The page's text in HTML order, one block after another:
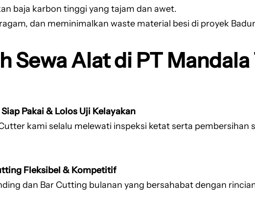
baja karbon tinggi yang tajam dan awet.
dan meminimalkan waste material besi di proyek
Sewa Alat di PT
Pakai & Lolos Uji Kelayakan
kami selalu melewati inspeksi ketat serta pembersihan
Fleksibel & Kompetitif
dan Bar Cutting bulanan yang bersahabat dengan